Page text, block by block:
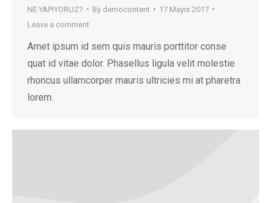
NE YAPIYORUZ? By democontent
17 Mayıs 2017
Leave a comment
Amet ipsum id sem quis mauris porttitor conse
quat id vitae dolor. Phasellus ligula velit molestie
rhoncus ullamcorper mauris ultricies mi at pharetra
lorem.